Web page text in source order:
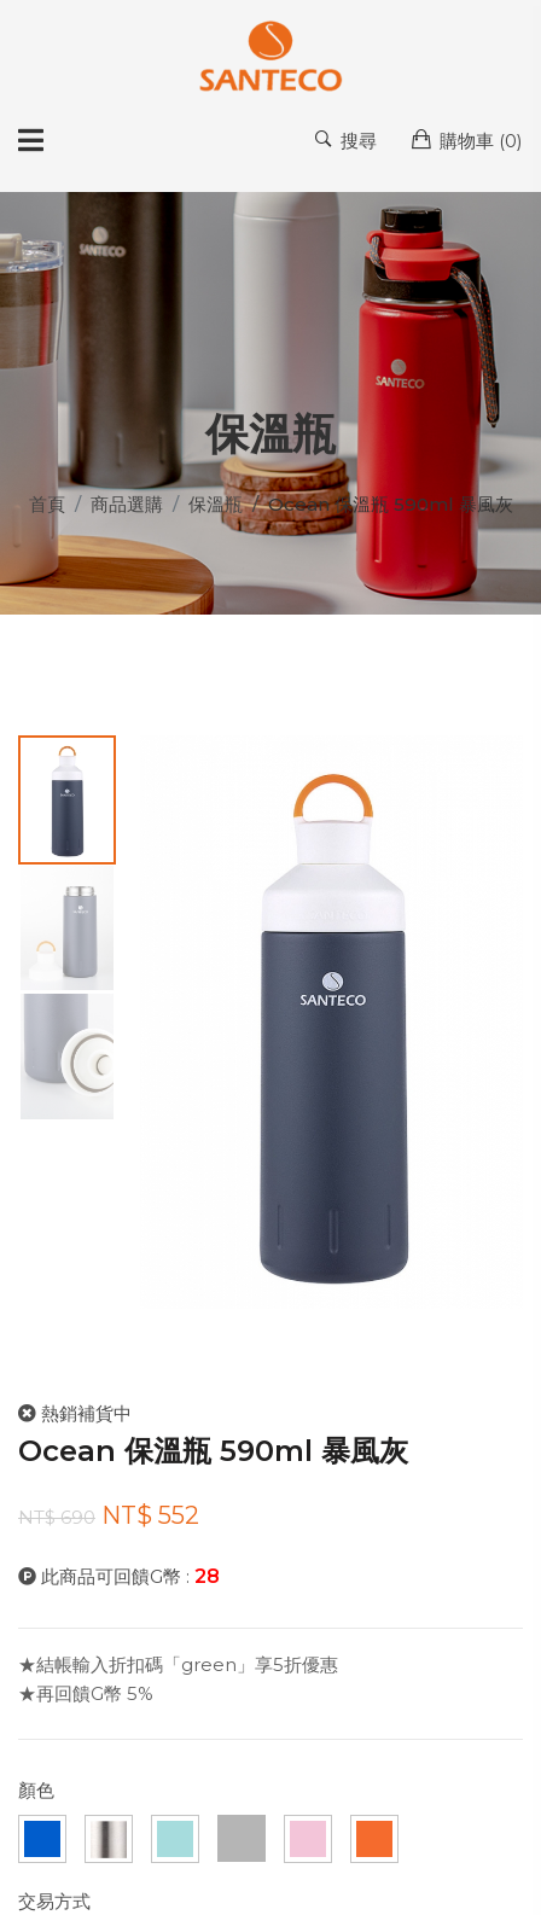
搜尋 購物車 (0)
保溫瓶
首頁 商品選購 保溫瓶 Ocean 保溫瓶 590ml 暴風灰
熱銷補貨中
Ocean 保溫瓶 590ml 暴風灰
NT$ 690 NT$ 552
此商品可回饋G幣 : 28
★結帳輸入折扣碼「green」享5折優惠
★再回饋G幣 5%
顏色
交易方式